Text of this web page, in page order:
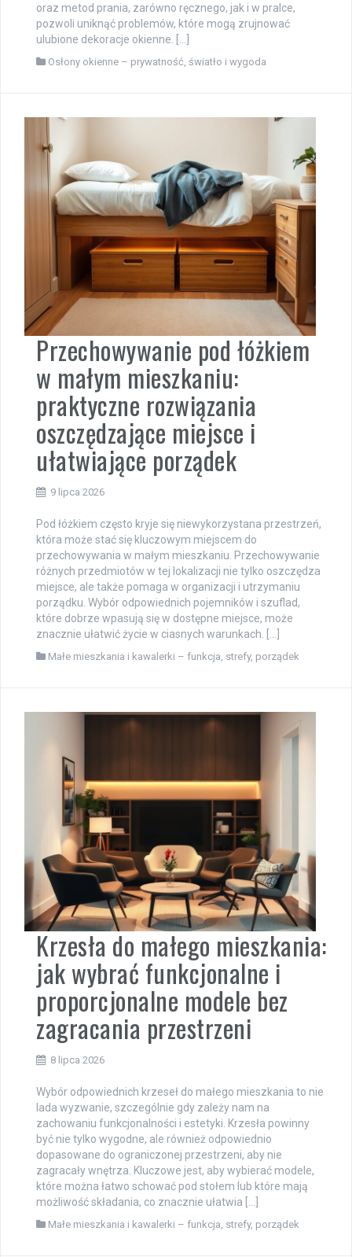
oraz metod prania, zarówno ręcznego, jak i w pralce,
pozwoli uniknąć problemów, które mogą zrujnować
ulubione dekoracje okienne. […]
Osłony okienne – prywatność, światło i wygoda
Przechowywanie pod łóżkiem
w małym mieszkaniu:
praktyczne rozwiązania
oszczędzające miejsce i
ułatwiające porządek
9 lipca 2026
Pod łóżkiem często kryje się niewykorzystana przestrzeń,
która może stać się kluczowym miejscem do
przechowywania w małym mieszkaniu. Przechowywanie
różnych przedmiotów w tej lokalizacji nie tylko oszczędza
miejsce, ale także pomaga w organizacji i utrzymaniu
porządku. Wybór odpowiednich pojemników i szuflad,
które dobrze wpasują się w dostępne miejsce, może
znacznie ułatwić życie w ciasnych warunkach. […]
Małe mieszkania i kawalerki – funkcja, strefy, porządek
Krzesła do małego mieszkania:
jak wybrać funkcjonalne i
proporcjonalne modele bez
zagracania przestrzeni
8 lipca 2026
Wybór odpowiednich krzeseł do małego mieszkania to nie
lada wyzwanie, szczególnie gdy zależy nam na
zachowaniu funkcjonalności i estetyki. Krzesła powinny
być nie tylko wygodne, ale również odpowiednio
dopasowane do ograniczonej przestrzeni, aby nie
zagracały wnętrza. Kluczowe jest, aby wybierać modele,
które można łatwo schować pod stołem lub które mają
możliwość składania, co znacznie ułatwia […]
Małe mieszkania i kawalerki – funkcja, strefy, porządek